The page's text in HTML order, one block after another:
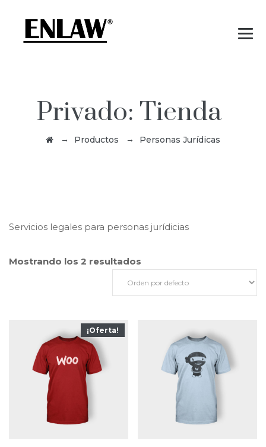
Privado: Tienda
→ Productos → Personas Jurídicas
Servicios legales para personas jurídicias
Mostrando los 2 resultados
¡Oferta!